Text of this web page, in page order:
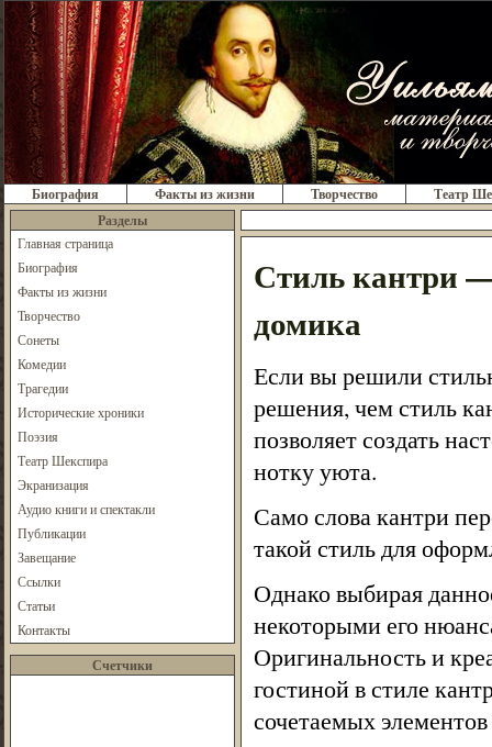
Биография Факты из жизни Творчество
Театр
Разделы
Главная страница
Биография
Факты из жизни
Творчество
Сонеты
Комедии
Трагедии
Исторические хроники
Поэзия
Театр Шекспира
Экранизация
Аудио книги и спектакли
Публикации
Завещание
Ссылки
Статьи
Контакты
Счетчики
Стиль кантри
домика
Если вы решили
решения, чем стиль
позволяет создать
нотку уюта.
Само слова кантри
такой стиль для
Однако выбирая
некоторыми его
Оригинальность и
гостиной в стиле
сочетаемых элементов